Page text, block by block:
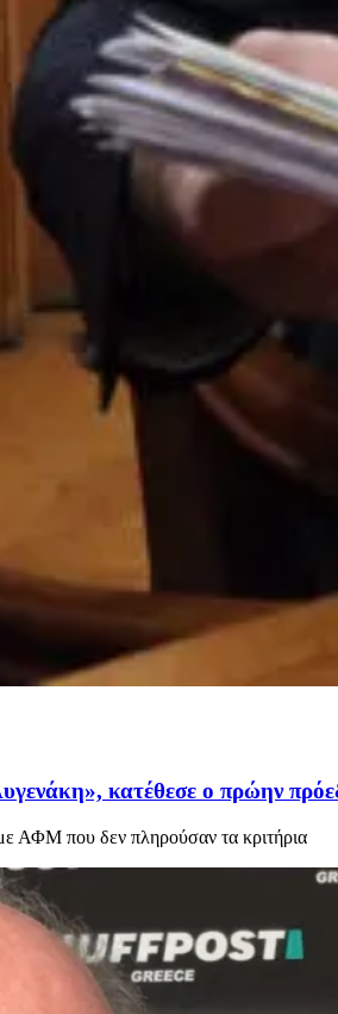
κατέθεσε ο πρώην
ΑΦΜ που δεν πληρούσαν τα κριτήρια